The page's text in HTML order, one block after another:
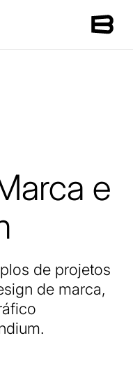
e
de projetos
de marca,